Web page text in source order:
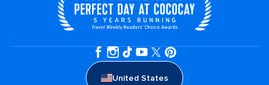
United States